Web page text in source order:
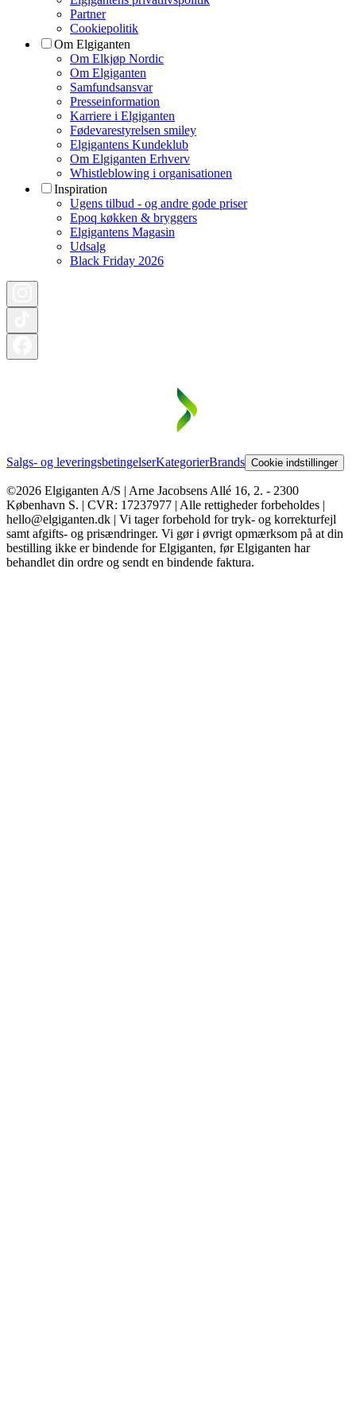
Partner
Cookiepolitik
Om Elgiganten
Om Elkjøp Nordic
Om Elgiganten
Samfundsansvar
Presseinformation
Karriere i Elgiganten
Fødevarestyrelsen smiley
Elgigantens Kundeklub
Om Elgiganten Erhverv
Whistleblowing i organisationen
Inspiration
Ugens tilbud - og andre gode priser
Epoq køkken & bryggers
Elgigantens Magasin
Udsalg
Black Friday 2026
Salgs- og leveringsbetingelserKategorierBrands Cookie indstillinger
©2026 Elgiganten A/S | Arne Jacobsens Allé 16, 2. - 2300
København S. | CVR: 17237977 | Alle rettigheder forbeholdes |
hello@elgiganten.dk | Vi tager forbehold for tryk- og korrekturfejl
samt afgifts- og prisændringer. Vi gør i øvrigt opmærksom på at din
bestilling ikke er bindende for Elgiganten, før Elgiganten har
behandlet din ordre og sendt en bindende faktura.